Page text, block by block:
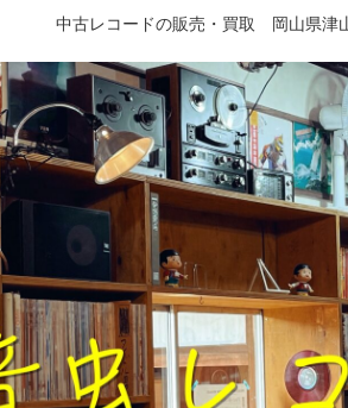
中古レコードの販売・買取 岡山県津